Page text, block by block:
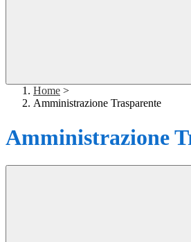
Home >
Amministrazione Trasparente
Amministrazione